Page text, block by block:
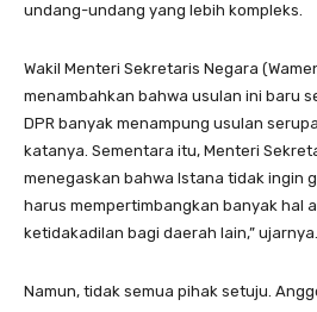
undang-undang yang lebih kompleks.
Wakil Menteri Sekretaris Negara
menambahkan bahwa usulan ini baru
DPR banyak menampung usulan
katanya. Sementara itu, Menteri
menegaskan bahwa Istana tidak ingin
harus mempertimbangkan banyak hal
ketidakadilan bagi daerah lain,” ujarnya.
Namun, tidak semua pihak setuju.